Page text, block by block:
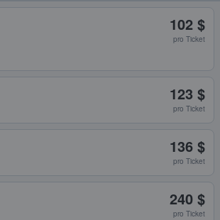
102 $
pro Ticket
123 $
pro Ticket
136 $
pro Ticket
240 $
pro Ticket